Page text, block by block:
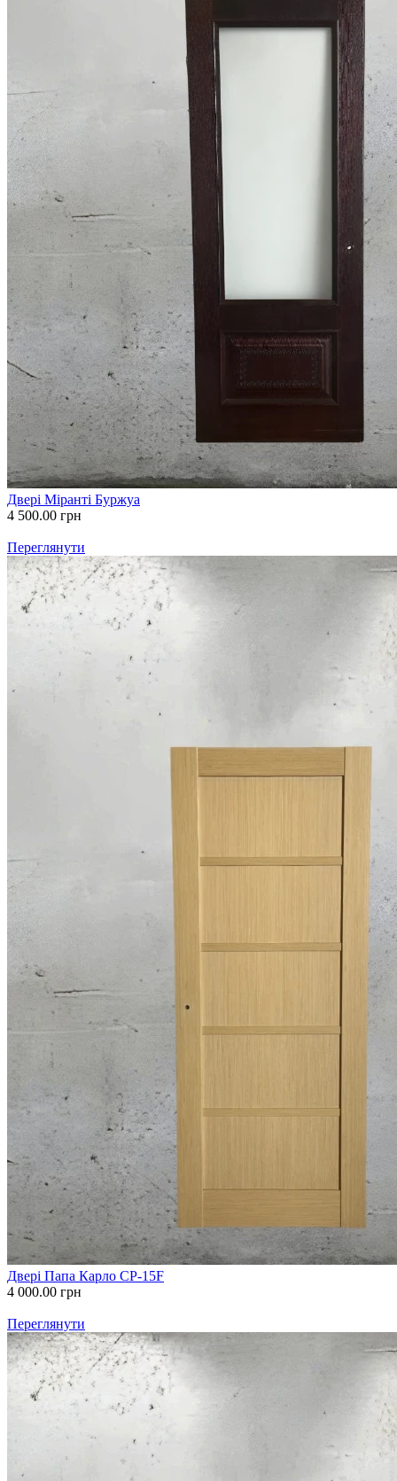
Двері Міранті Буржуа
4 500.00 грн
Переглянути
Двері Папа Карло СР-15F
4 000.00 грн
Переглянути